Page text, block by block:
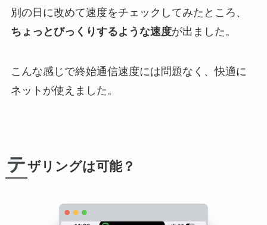
別の日に改めて速度をチェックしてみたところ、
ちょっとびっくりするような速度が出ました。
こんな感じで終始通信速度には問題なく、快適に
ネットが使えました。
テザリングは可能？